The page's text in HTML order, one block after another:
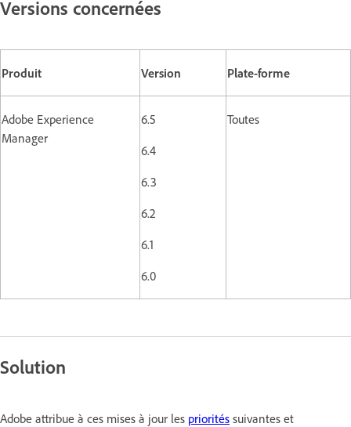
Versions concernées
Produit Version Plate-forme
Adobe Experience
Manager
6.5
6.4
6.3
6.2
6.1
6.0
Toutes
Solution
Adobe attribue à ces mises à jour les priorités suivantes et